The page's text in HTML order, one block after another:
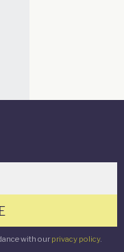
with our privacy policy.